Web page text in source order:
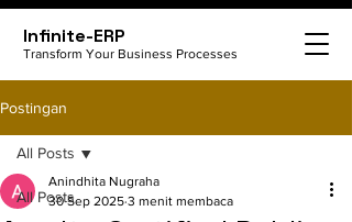
Infinite-ERP
Transform Your Business Processes
Postingan
All Posts
All Posts
Anindhita Nugraha
30 Sep 2025 3 menit membaca